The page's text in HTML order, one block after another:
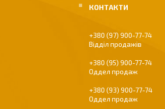
+380 (97) 900-77-74
Відділ продажів
+380 (95) 900-77-74
Оддел продаж
+380 (93) 900-77-74
Оддел продаж